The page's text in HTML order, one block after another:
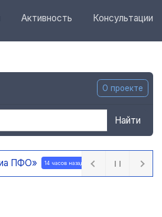
Активность Консультации
О проекте
Найти